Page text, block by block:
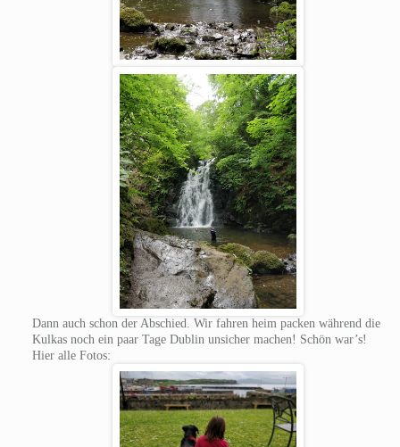
Dann auch schon der Abschied. Wir fahren heim packen während die
Kulkas noch ein paar Tage Dublin unsicher machen! Schön war’s!
Hier alle Fotos: